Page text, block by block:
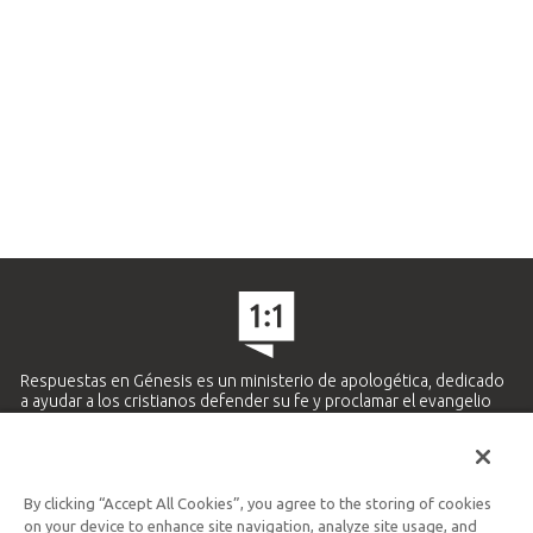
Respuestas en Génesis es un ministerio de apologética, dedicado
a ayudar a los cristianos defender su fe y proclamar el evangelio
Ministerio Hispano y Latinoamericano
By clicking “Accept All Cookies”, you agree to the storing of cookies
on your device to enhance site navigation, analyze site usage, and